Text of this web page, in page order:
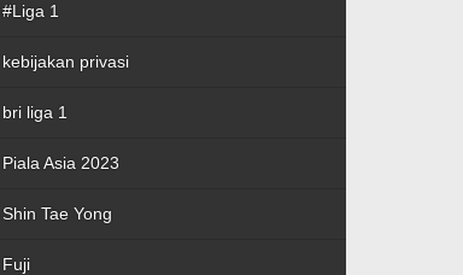
#Liga 1
kebijakan privasi
bri liga 1
Piala Asia 2023
Shin Tae Yong
Fuji